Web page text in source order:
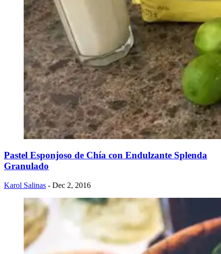
Pastel Esponjoso de Chía con Endulzante Splenda
Granulado
Karol Salinas - Dec 2, 2016